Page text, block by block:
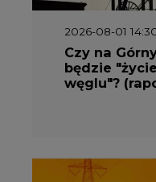
2026-08-01
Czy na
będzie
węglu"?